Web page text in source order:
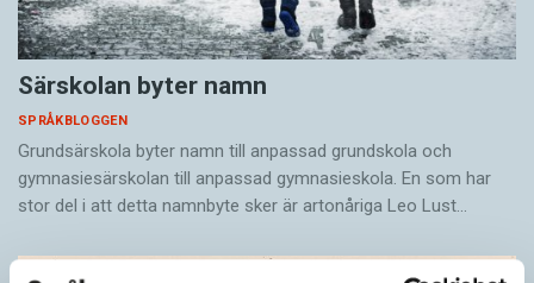
Särskolan byter namn
SPRÅKBLOGGEN
Grundsärskola byter namn till anpassad grundskola och
gymnasiesärskolan till anpassad gymnasieskola. En som har
stor del i att detta namnbyte sker är artonåriga Leo Lust…